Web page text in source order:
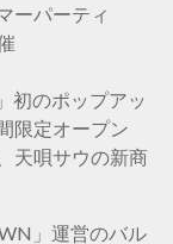
ーパーティ
初のポップアッ
限定オープン
天唄サウの新商
」運営のバル